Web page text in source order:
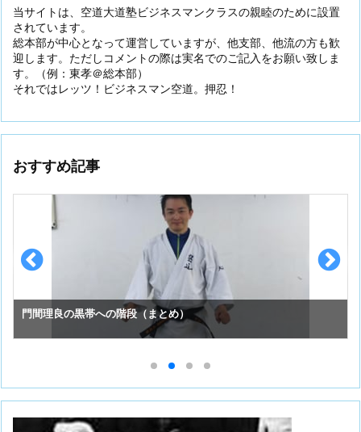
当サイトは、空道大道塾ビジネスマンクラスの親睦のために設置
されています。
総本部が中心となって運営していますが、他支部、他流の方も歓
迎します。ただしコメントの際は実名でのご記入をお願い致しま
す。（例：東孝＠総本部）
それではレッツ！ビジネスマン空道。押忍！
おすすめ記事
スーパーセーフのお手入れ （①初めての投稿）